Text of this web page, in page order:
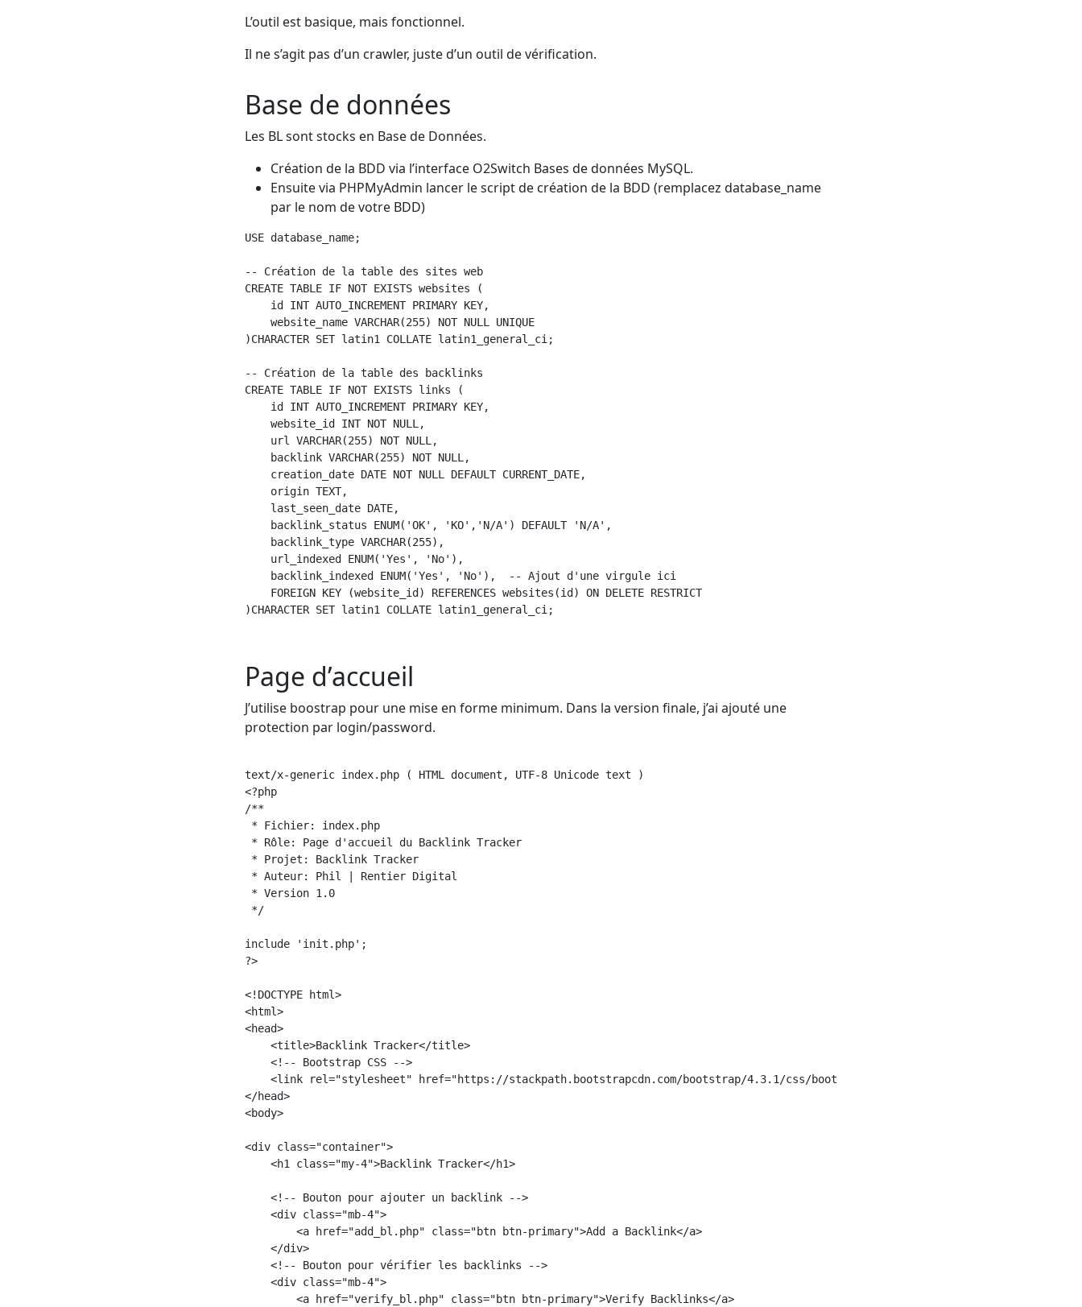
L’outil est basique, mais fonctionnel.
Il ne s’agit pas d’un crawler, juste d’un outil de vérification.
Base de données
Les BL sont stocks en Base de Données.
Création de la BDD via l’interface O2Switch Bases de données MySQL.
Ensuite via PHPMyAdmin lancer le script de création de la BDD (remplacez database_name
par le nom de votre BDD)
USE database_name;
-- Création de la table des sites web
CREATE TABLE IF NOT EXISTS websites (
    id INT AUTO_INCREMENT PRIMARY KEY,
    website_name VARCHAR(255) NOT NULL UNIQUE
)CHARACTER SET latin1 COLLATE latin1_general_ci;
-- Création de la table des backlinks
CREATE TABLE IF NOT EXISTS links (
    id INT AUTO_INCREMENT PRIMARY KEY,
    website_id INT NOT NULL,
    url VARCHAR(255) NOT NULL,
    backlink VARCHAR(255) NOT NULL,
    creation_date DATE NOT NULL DEFAULT CURRENT_DATE,
    origin TEXT,
    last_seen_date DATE,
    backlink_status ENUM('OK', 'KO','N/A') DEFAULT 'N/A',
    backlink_type VARCHAR(255),
    url_indexed ENUM('Yes', 'No'),
    backlink_indexed ENUM('Yes', 'No'),  -- Ajout d'une virgule ici
    FOREIGN KEY (website_id) REFERENCES websites(id) ON DELETE RESTRICT
)CHARACTER SET latin1 COLLATE latin1_general_ci;
Page d’accueil
J’utilise boostrap pour une mise en forme minimum. Dans la version finale, j’ai ajouté une
protection par login/password.
text/x-generic index.php ( HTML document, UTF-8 Unicode text )
<?php
/**
* Fichier: index.php
* Rôle: Page d'accueil du Backlink Tracker
* Projet: Backlink Tracker
* Auteur: Phil | Rentier Digital
* Version 1.0
*/
include 'init.php';
?>
<!DOCTYPE html>
<html>
<head>
    <title>Backlink Tracker</title>
    <!-- Bootstrap CSS -->
    <link rel="stylesheet" href="https://stackpath.bootstrapcdn.com/bootstrap/4.3.1/css/bootstrap.min.css">
</head>
<body>
<div class="container">
    <h1 class="my-4">Backlink Tracker</h1>
    <!-- Bouton pour ajouter un backlink -->
    <div class="mb-4">
        <a href="add_bl.php" class="btn btn-primary">Add a Backlink</a>
    </div>
    <!-- Bouton pour vérifier les backlinks -->
    <div class="mb-4">
        <a href="verify_bl.php" class="btn btn-primary">Verify Backlinks</a>